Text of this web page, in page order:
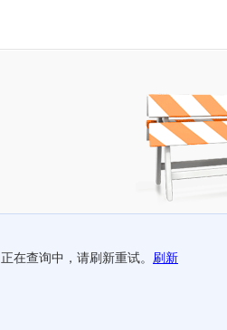
正在查询中，请刷新重试。 刷新